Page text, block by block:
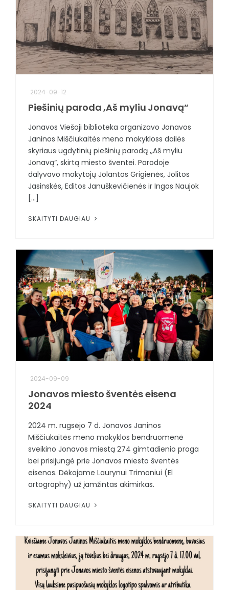
2024-09-12
Piešinių paroda ,Aš myliu Jonavą“
Jonavos Viešoji biblioteka organizavo Jonavos
Janinos Miščiukaitės meno mokykloss dailės
skyriaus ugdytinių piešinių parodą ,,Aš myliu
Jonavą“, skirtą miesto šventei. Parodoje
dalyvavo mokytojų Jolantos Grigienės, Jolitos
Jasinskės, Editos Januškevičienės ir Ingos Naujok
[...]
SKAITYTI DAUGIAU
2024-09-09
Jonavos miesto šventės eisena
2024
2024 m. rugsėjo 7 d. Jonavos Janinos
Miščiukaitės meno mokyklos bendruomenė
sveikino Jonavos miestą 274 gimtadienio proga
bei prisijungė prie Jonavos miesto šventės
eisenos. Dėkojame Laurynui Trimoniui (El
artography) už įamžintas akimirkas.
SKAITYTI DAUGIAU